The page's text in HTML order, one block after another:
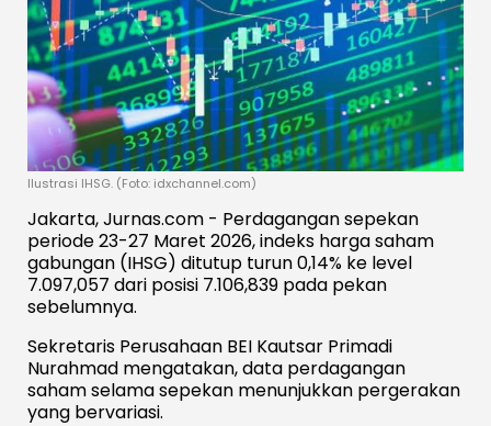
Ilustrasi IHSG. (Foto: idxchannel.com)
Jakarta, Jurnas.com - Perdagangan sepekan
periode 23-27 Maret 2026, indeks harga saham
gabungan (IHSG) ditutup turun 0,14% ke level
7.097,057 dari posisi 7.106,839 pada pekan
sebelumnya.
Sekretaris Perusahaan BEI Kautsar Primadi
Nurahmad mengatakan, data perdagangan
saham selama sepekan menunjukkan pergerakan
yang bervariasi.